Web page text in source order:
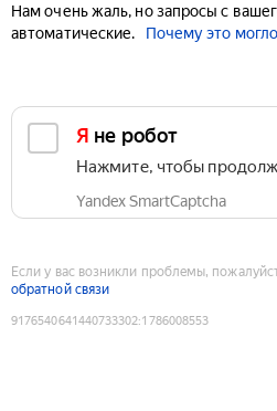
Нам очень жаль, но запросы с
автоматические.
Почему это
Я не робот
Нажмите, чтобы
Yandex SmartCaptcha
Если у вас возникли проблемы,
обратной связи
9176540641440733302:1786008553